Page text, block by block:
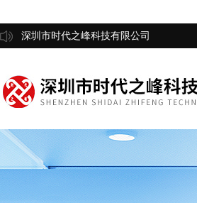
深圳市时代之峰科技有限公司